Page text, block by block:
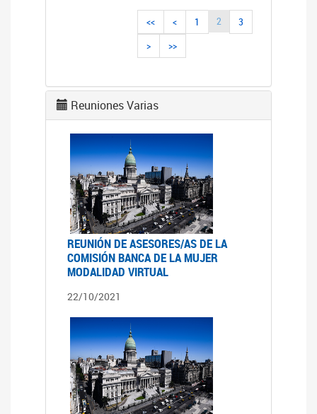
<< < 1 2
3
>
>>
Reuniones Varias
REUNIÓN DE ASESORES/AS DE LA
COMISIÓN BANCA DE LA MUJER
MODALIDAD VIRTUAL
22/10/2021